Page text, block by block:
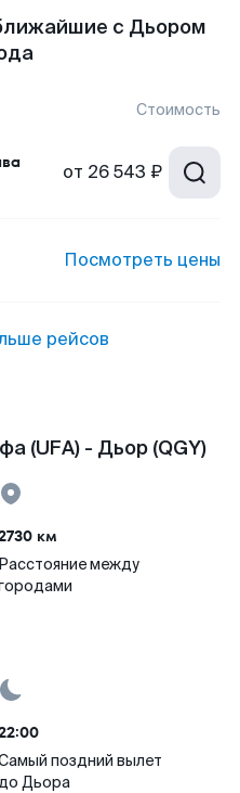
с Дьором
Стоимость
от 26 543 ₽
Посмотреть цены
рейсов
(UFA) - Дьор (QGY)
км
Расстояние между
поздний вылет
Дьора